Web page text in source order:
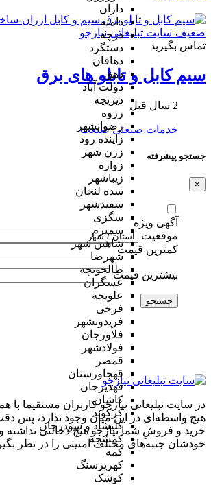
داران
دامنه
درچه
دستگرد
دهاقان
دهق
دولت آباد
دیزیچه
رزوه
رضوانشهر
زاینده رود
زرن شهر
زواره
زیباشهر
سده لنجان
سفیدشهر
سگزی
سمیرم
شاهین شهر
شهرضا
طالخونچه
عسگران
علویجه
فرخی
فریدونشهر
فلاورجان
فولادشهر
قمصر
قهجاورستان
قهدیرجان
کاشان
کرکوند
کلیشاد و سودرجان
کمشچه
کمه
کهریزسنگ
کوشک
تماس بگیرید
سیم کابل و تابلو های برق
2 سال قبل
خدمات صنعتی صنعت
جستجو پیشرفته
×
آگهی ویژه
موقعیت
کمترین قیمت
بیشترین قیمت
جستجو
در سایت تبلیغاتی نیازجو کاربران مستقیما
هیچ واسطه‌ای در این میان وجود ندارد، پس
خرید و فروشِ شما نیازجو هیچ دخالتی نداشته و
خودشان جنبه‌های مختلف امنیتی را در نظر